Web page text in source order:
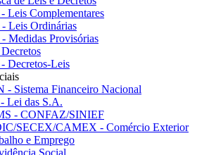
Leis Complementares
Leis Ordinárias
Medidas Provisórias
Decretos-Leis
- Sistema Financeiro Nacional
Lei das S.A.
- CONFAZ/SINIEF
SECEX/CAMEX - Comércio Exterior
e Emprego
Social